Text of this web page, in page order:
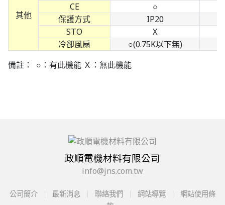
其他
CE
○
保護方式
IP20
STO
X
冷卻風扇
○(0.75K以下無)
備註： ○：有此機能 Ｘ：無此機能
政順電機材料有限公司
info@jns.com.tw
公司簡介 最新消息 聯絡我們 網站導覽
網站使用條